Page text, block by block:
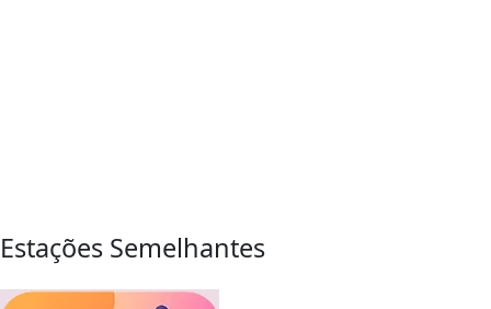
Estações Semelhantes